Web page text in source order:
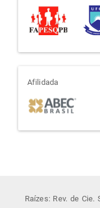
afiliada
Afilidada
Raízes: Rev. de Cie.